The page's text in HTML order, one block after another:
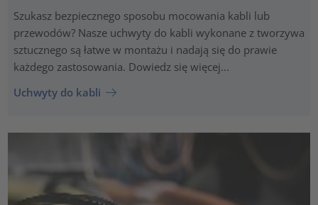
Szukasz bezpiecznego sposobu mocowania kabli lub
przewodów? Nasze uchwyty do kabli wykonane z tworzywa
sztucznego są łatwe w montażu i nadają się do prawie
każdego zastosowania. Dowiedz się więcej...
Uchwyty do kabli